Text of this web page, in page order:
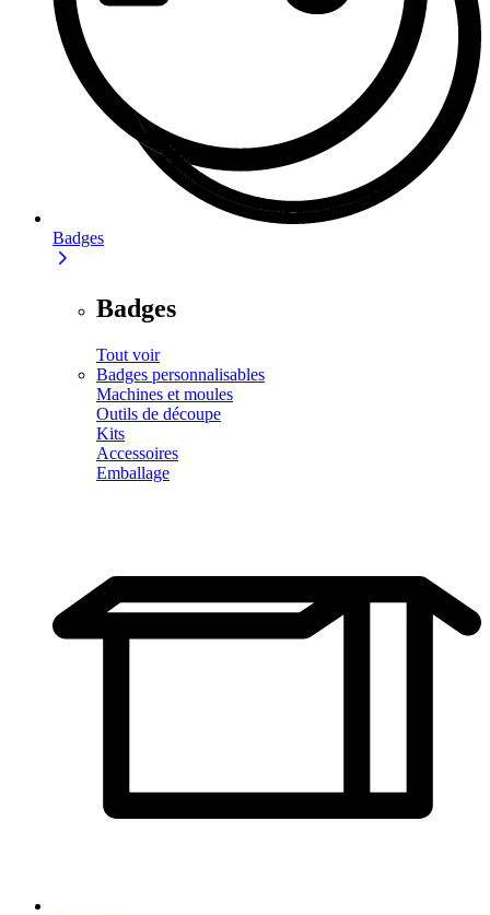
Badges
Badges
Tout voir
Badges personnalisables
Machines et moules
Outils de découpe
Kits
Accessoires
Emballage